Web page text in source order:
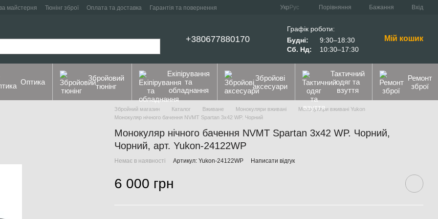
майстерня Тюнінг зброї Оплата та доставка
Гарантія та повернення
Укр Рус Порівняння Бажання Вхід
+380677880170
Графік роботи:
Будні:
9:30–18:30
Сб. Нд:
10:30–17:30
Мій кошик
Оптика
Збройовий
тюнінг
Екіпірування
та
обладнання
Збройові
аксесуари
Тактичний
одяг та
взуття
Ремонт
зброї
Збройний магазин Каталог Вживане Монокуляри вживані
Монокуляри вживані Yukon
Монокуляр нічного бачення NVMT Spartan 3x42 WP. Чорний
Монокуляр нічного бачення NVMT Spartan 3x42 WP. Чорний,
Чорний, арт. Yukon-24122WP
Немає в наявності Артикул: Yukon-24122WP Написати відгук
6 000 грн